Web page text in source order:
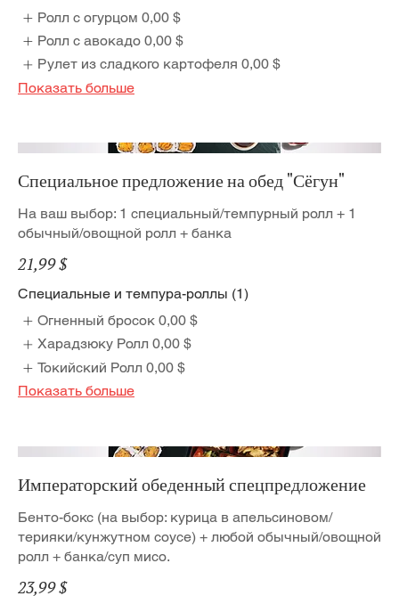
Ролл с огурцом 0,00 $
Ролл с авокадо 0,00 $
Рулет из сладкого картофеля 0,00 $
Показать больше
Специальное предложение на обед "Сёгун"
На ваш выбор: 1 специальный/темпурный ролл + 1
обычный/овощной ролл + банка
21,99 $
Специальные и темпура-роллы (1)
Огненный бросок 0,00 $
Харадзюку Ролл 0,00 $
Токийский Ролл 0,00 $
Показать больше
Императорский обеденный спецпредложение
Бенто-бокс (на выбор: курица в апельсиновом/
терияки/кунжутном соусе) + любой обычный/овощной
ролл + банка/суп мисо.
23,99 $